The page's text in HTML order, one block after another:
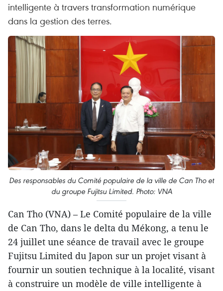
intelligente à travers transformation numérique
dans la gestion des terres.
Des responsables du Comité populaire de la ville de Can Tho et
du groupe Fujitsu Limited. Photo: VNA
Can Tho (VNA) – Le Comité populaire de la ville
de Can Tho, dans le delta du Mékong, a tenu le
24 juillet une séance de travail avec le groupe
Fujitsu Limited du Japon sur un projet visant à
fournir un soutien technique à la localité, visant
à construire un modèle de ville intelligente à